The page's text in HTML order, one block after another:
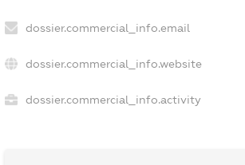
dossier.commercial_info.email
dossier.commercial_info.website
dossier.commercial_info.activity